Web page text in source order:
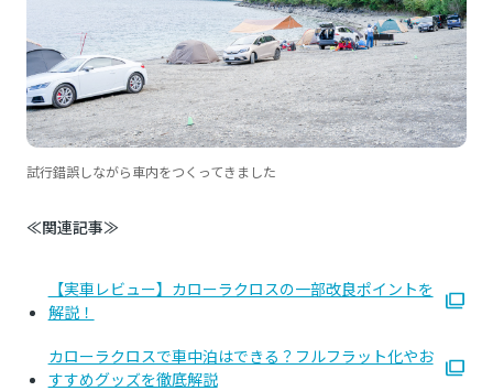
試行錯誤しながら車内をつくってきました
≪関連記事≫
【実車レビュー】カローラクロスの一部改良ポイントを
解説！
カローラクロスで車中泊はできる？フルフラット化やお
すすめグッズを徹底解説